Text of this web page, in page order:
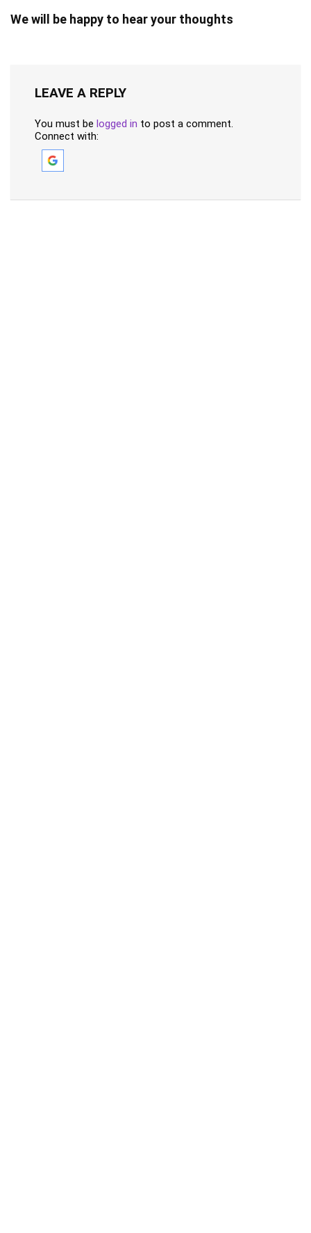
We will be happy to hear your thoughts
LEAVE A REPLY
You must be logged in to post a comment.
Connect with: